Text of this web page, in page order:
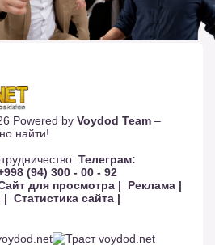
Powered by Voydod Team –
найти!
Телеграм:
(94) 300 - 00 - 92
для просмотра |
Реклама |
| Статистика сайта |